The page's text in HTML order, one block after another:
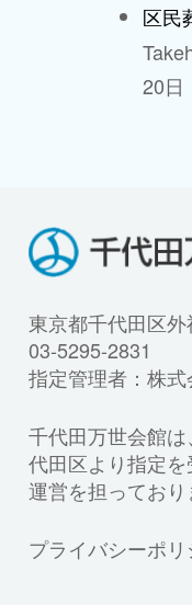
区民
20日
東京都千代田区
03-5295-2831
指定管理者：株
千代田万世会館
代田区より指定
運営を担っており
プライバシーポリ